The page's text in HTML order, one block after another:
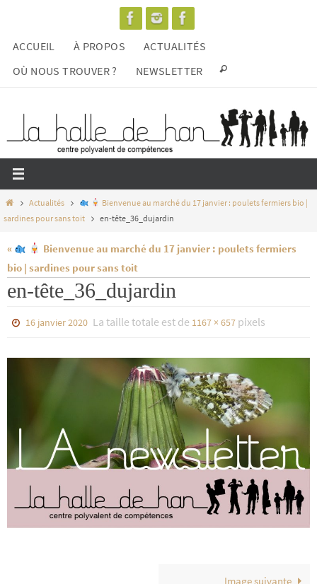
contenu
ACCUEIL À PROPOS
ACTUALITÉS
OÙ NOUS TROUVER ?
NEWSLETTER
HomeActualités
Bienvenue au marché du 17 janvier : poulets fermiers bio |
sardines pour sans toit
en-tête_36_dujardin
«
Bienvenue au marché du 17 janvier : poulets fermiers
bio | sardines pour sans toit
en-tête_36_dujardin
16 janvier 2020 La taille totale est de 1167 × 657 pixels
Image suivante